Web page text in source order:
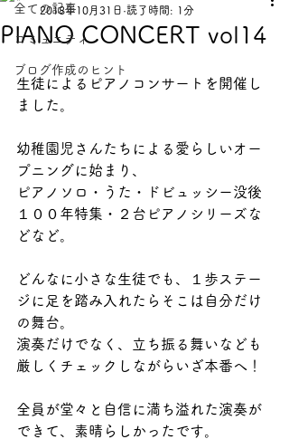
全ての記事
コミュニティ
ブログ作成のヒント
PIANO CONCERT vol14
2018年10月31日 読了時間: 1分
生徒によるピアノコンサートを開催し
ました。
幼稚園児さんたちによる愛らしいオー
プニングに始まり、
ピアノソロ・うた・ドビュッシー没後
１００年特集・２台ピアノシリーズな
どなど。
どんなに小さな生徒でも、１歩ステー
ジに足を踏み入れたらそこは自分だけ
の舞台。
演奏だけでなく、立ち振る舞いなども
厳しくチェックしながらいざ本番へ！
全員が堂々と自信に満ち溢れた演奏が
できて、素晴らしかったです。